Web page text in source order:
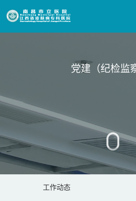
党建（纪检监
工作动态